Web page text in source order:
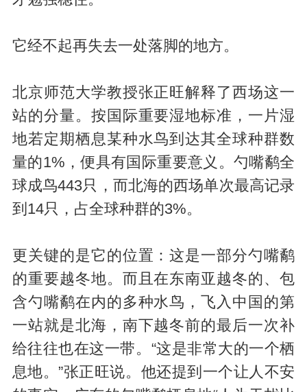
它经不起再失去一处落脚的地方。
北京师范大学教授张正旺解释了西场这一
站的分量。按国际重要湿地标准，一片湿
地若定期栖息某种水鸟到达其全球种群数
量的1%，便具有国际重要意义。勺嘴鹬全
球成鸟443只，而北海的西场单次最高记录
到14只，占全球种群的3%。
更关键的是它的位置：这是一部分勺嘴鹬
的重要越冬地。而且在东南亚越冬的、包
含勺嘴鹬在内的多种水鸟，飞入中国的第
一站就是北海，南下越冬前的最后一次补
给往往也在这一带。“这是非常大的一个栖
息地。”张正旺说。他还提到一个让人不安